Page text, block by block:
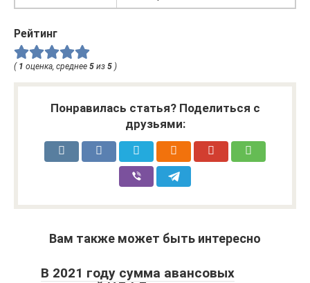
Рейтинг
( 1 оценка, среднее 5 из 5 )
Понравилась статья? Поделиться с
друзьями:
Вам также может быть интересно
В 2021 году сумма авансовых